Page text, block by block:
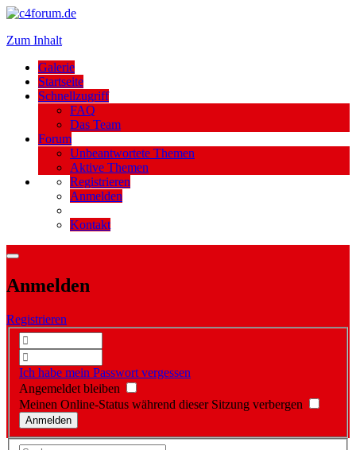
Zum Inhalt
Galerie
Startseite
Schnellzugriff
FAQ
Das Team
Forum
Unbeantwortete Themen
Aktive Themen
Registrieren
Anmelden
Kontakt
Anmelden
Registrieren
Ich habe mein Passwort vergessen
Angemeldet bleiben
Meinen Online-Status während dieser Sitzung verbergen